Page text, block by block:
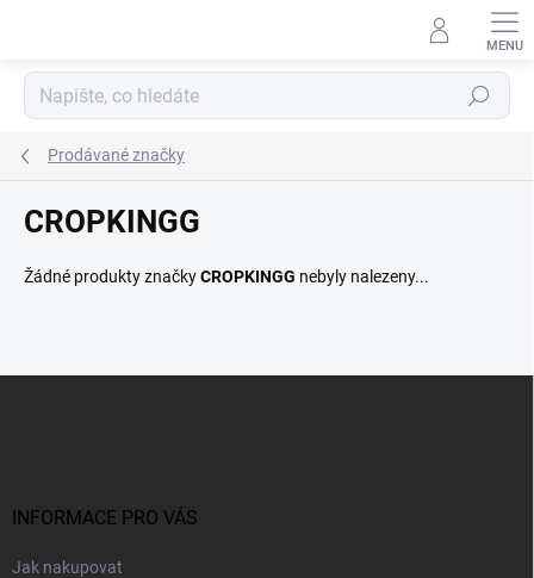
Hledat
Prodávané značky
CROPKINGG
Žádné produkty značkyCROPKINGG nebyly nalezeny...
INFORMACE PRO VÁS
Jak nakupovat